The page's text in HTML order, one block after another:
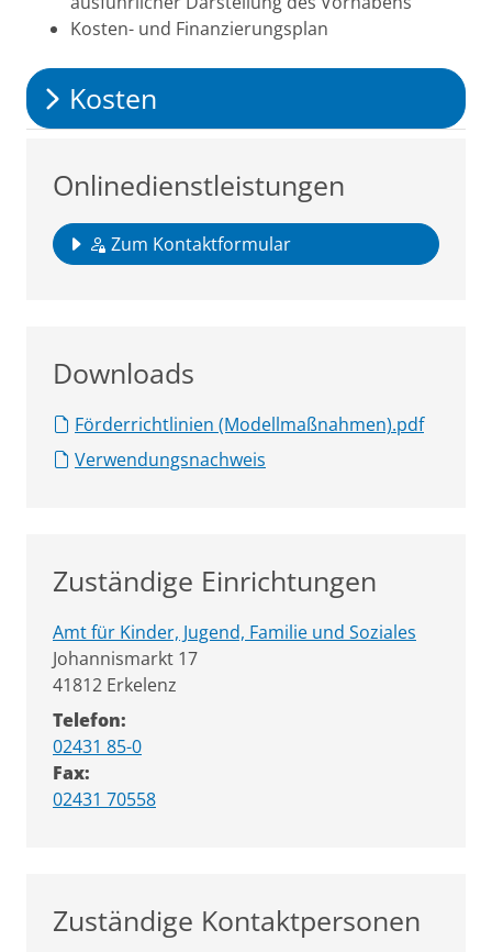
Kosten- und Finanzierungsplan
Kosten
Onlinedienstleistungen
Zum Kontaktformular
Downloads
Förderrichtlinien (Modellmaßnahmen).pdf
Verwendungsnachweis
Zuständige Einrichtungen
Amt für Kinder, Jugend, Familie und Soziales
Straße:
Johannismarkt Hausnummer:
17
PLZ:
41812 Ort:
Erkelenz
Telefon:
02431 85-0
Fax:
02431 70558
Zuständige Kontaktpersonen